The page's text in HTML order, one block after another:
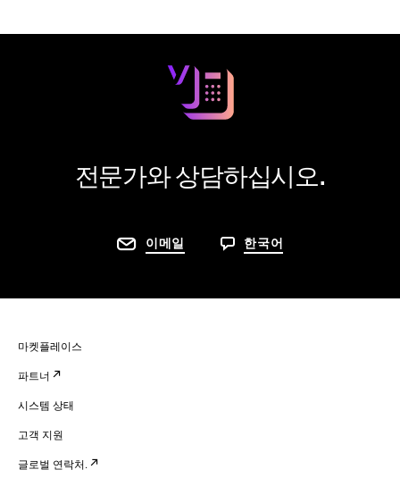
전문가와 상담하십시오.
이메일 한국어
마켓플레이스
파트너
시스템 상태
고객 지원
글로벌 연락처.